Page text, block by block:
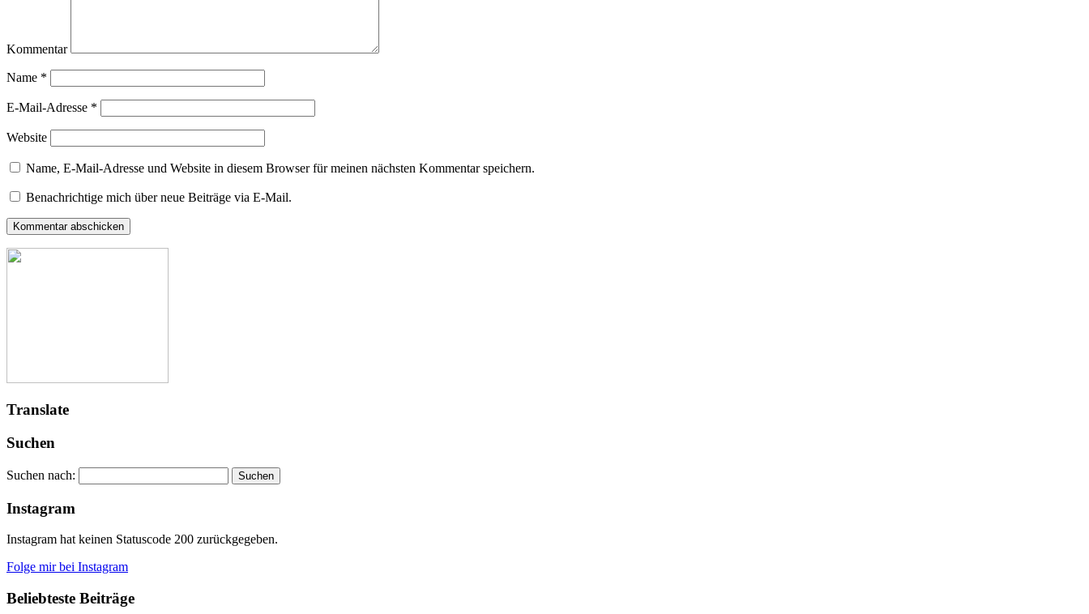
Kommentar
Name *
E-Mail-Adresse *
Website
Name, E-Mail-Adresse und Website in diesem Browser für meinen nächsten Kommentar speichern.
Benachrichtige mich über neue Beiträge via E-Mail.
Translate
Suchen
Suchen nach:
Instagram
Instagram hat keinen Statuscode 200 zurückgegeben.
Folge mir bei Instagram
Beliebteste Beiträge